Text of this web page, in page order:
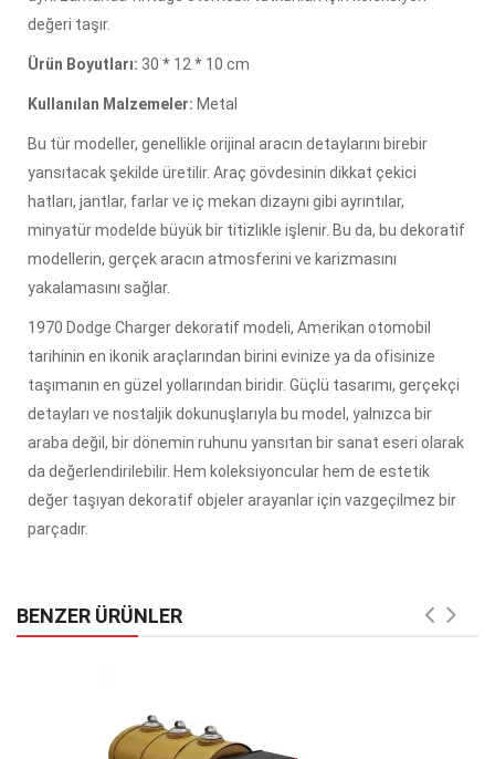
değeri taşır.
Ürün Boyutları: 30 * 12 * 10 cm
Kullanılan Malzemeler: Metal
Bu tür modeller, genellikle orijinal aracın detaylarını birebir
yansıtacak şekilde üretilir. Araç gövdesinin dikkat çekici
hatları, jantlar, farlar ve iç mekan dizaynı gibi ayrıntılar,
minyatür modelde büyük bir titizlikle işlenir. Bu da, bu dekoratif
modellerin, gerçek aracın atmosferini ve karizmasını
yakalamasını sağlar.
1970 Dodge Charger dekoratif modeli, Amerikan otomobil
tarihinin en ikonik araçlarından birini evinize ya da ofisinize
taşımanın en güzel yollarından biridir. Güçlü tasarımı, gerçekçi
detayları ve nostaljik dokunuşlarıyla bu model, yalnızca bir
araba değil, bir dönemin ruhunu yansıtan bir sanat eseri olarak
da değerlendirilebilir. Hem koleksiyoncular hem de estetik
değer taşıyan dekoratif objeler arayanlar için vazgeçilmez bir
parçadır.
BENZER ÜRÜNLER